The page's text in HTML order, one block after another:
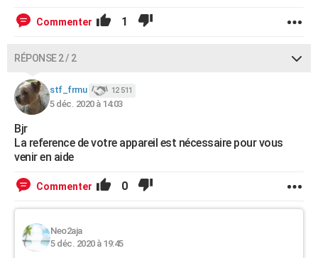
Commenter 1
RÉPONSE 2 / 2
stf_frmu 12 511
5 déc. 2020 à 14:03
Bjr
La reference de votre appareil est nécessaire pour vous
venir en aide
Commenter 0
Neo2aja
5 déc. 2020 à 19:45